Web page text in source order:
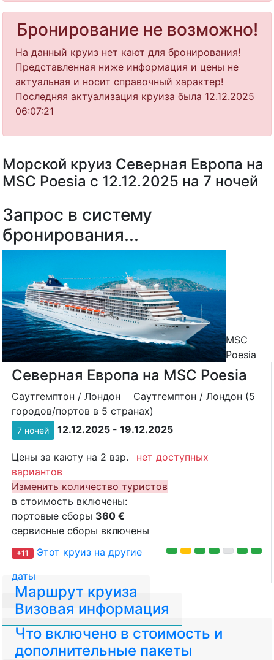
Бронирование не возможно!
На данный круиз нет кают для бронирования!
Представленная ниже информация и цены не
актуальная и носит справочный характер!
Последняя актуализация круиза была 12.12.2025
06:07:21
Морской круиз Северная Европа на
MSC Poesia с 12.12.2025 на 7 ночей
MSC
Poesia
Северная Европа на MSC Poesia
Саутгемптон / Лондон
Саутгемптон / Лондон (5
городов/портов в 5 странах)
7 ночей 12.12.2025 - 19.12.2025
Цены за каюту на 2 взр.
нет доступных
вариантов
Изменить количество туристов
в стоимость включены:
портовые сборы 360 €
сервисные сборы включены
+11
Этот круиз на другие
даты
Запрос в систему
бронирования...
Маршрут круиза
Визовая информация
Что включено в стоимость и
дополнительные пакеты